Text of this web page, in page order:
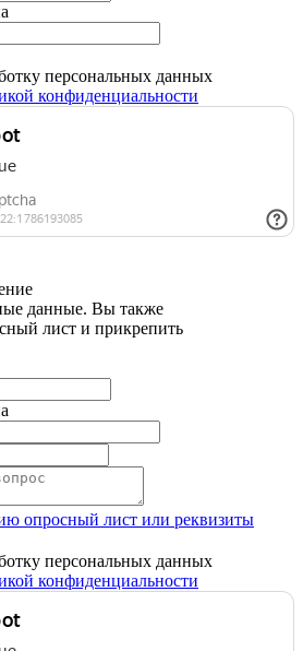
персональных данных
конфиденциальности
данные. Вы также
лист и прикрепить
опросный лист или реквизиты
персональных данных
конфиденциальности